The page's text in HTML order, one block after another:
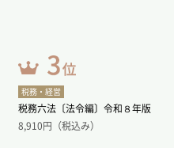
税務・経営
税務六法〔法令編〕令和８年版
8,910円（税込み）